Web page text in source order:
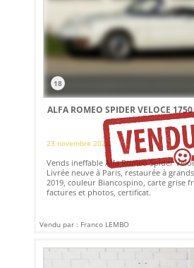
18
ALFA ROMEO SPIDER VELOCE
23 novembre 2020
Vends ineffable Alfa Romeo Spider
Livrée neuve à Paris, restaurée à
2019, couleur Biancospino, carte grise
factures et photos, certificat.
Vendu par : Franco LEMBO